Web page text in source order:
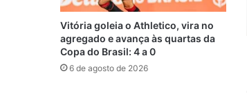
Vitória goleia o Athletico, vira no
agregado e avança às quartas da
Copa do Brasil: 4 a 0
6 de agosto de 2026